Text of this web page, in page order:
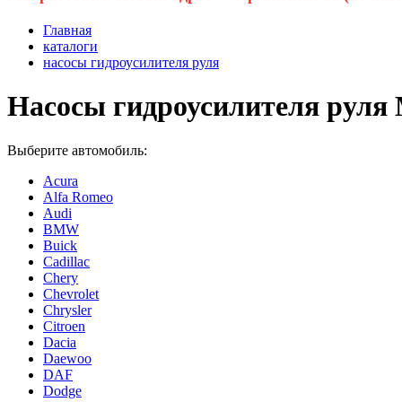
Главная
каталоги
насосы гидроусилителя руля
Насосы гидроусилителя руля
Выберите автомобиль:
Acura
Alfa Romeo
Audi
BMW
Buick
Cadillac
Chery
Chevrolet
Chrysler
Citroen
Dacia
Daewoo
DAF
Dodge